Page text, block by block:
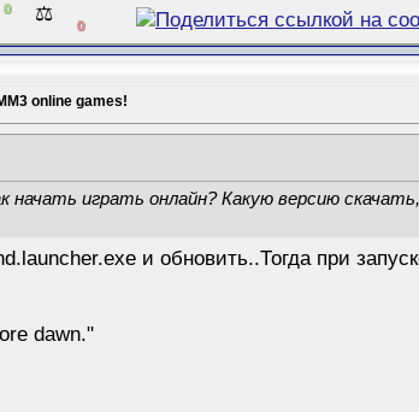
0 ⚖️ 0
online games!
играть онлайн? Какую версию
и обновить..Тогда при
dawn."